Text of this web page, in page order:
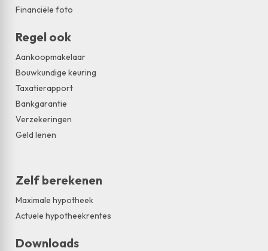
Financiële foto
Regel ook
Aankoopmakelaar
Bouwkundige keuring
Taxatierapport
Bankgarantie
Verzekeringen
Geld lenen
Zelf berekenen
Maximale hypotheek
Actuele hypotheekrentes
Downloads